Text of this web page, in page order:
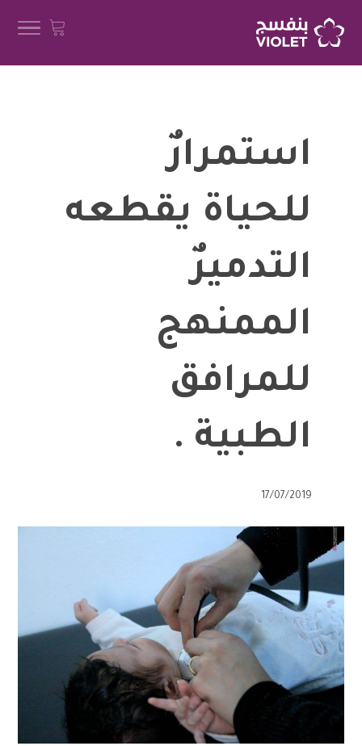
استمرارٌ
للحياة يقطعه
التدميرٌ
الممنهج
للمرافق
الطبية .
17/07/2019